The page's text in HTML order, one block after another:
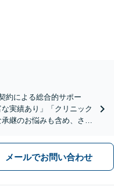
約による総合的サポー
実績あり」「クリニック
継のお悩みも含め、さま
メールでお問い合わせ